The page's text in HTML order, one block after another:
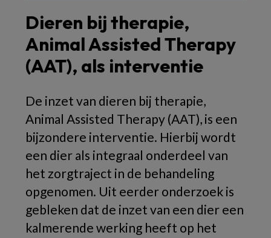
Dieren bij therapie,
Animal Assisted Therapy
(AAT), als interventie
De inzet van dieren bij therapie,
Animal Assisted Therapy (AAT), is een
bijzondere interventie. Hierbij wordt
een dier als integraal onderdeel van
het zorgtraject in de behandeling
opgenomen. Uit eerder onderzoek is
gebleken dat de inzet van een dier een
kalmerende werking heeft op het